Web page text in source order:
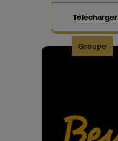
Télécharger
Groupe